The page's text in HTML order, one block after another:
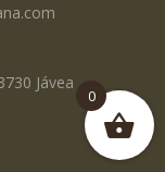
Jávea
0